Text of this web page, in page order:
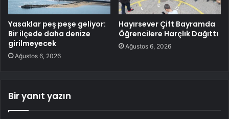
Yasaklar peş peşe geliyor:
Bir ilçede daha denize
girilmeyecek
Ağustos 6, 2026
Hayırsever Çift Bayramda
Öğrencilere Harçlık Dağıttı
Ağustos 6, 2026
Bir yanıt yazın